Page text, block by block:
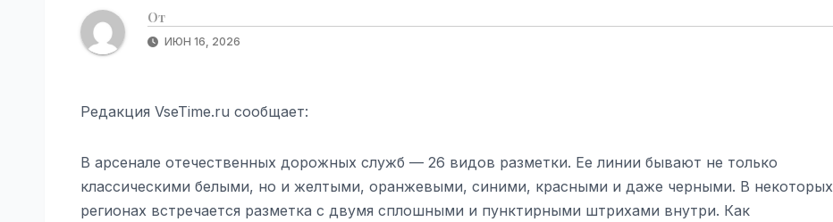
От
ИЮН 16, 2026
Редакция VseTime.ru сообщает:
В арсенале отечественных дорожных служб — 26 видов разметки. Ее линии бывают не только
классическими белыми, но и желтыми, оранжевыми, синими, красными и даже черными. В некоторых
регионах встречается разметка с двумя сплошными и пунктирными штрихами внутри. Как